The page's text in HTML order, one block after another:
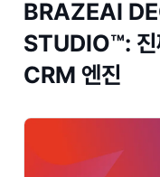
BRAZEAI
STUDIO™: 진
CRM 엔진